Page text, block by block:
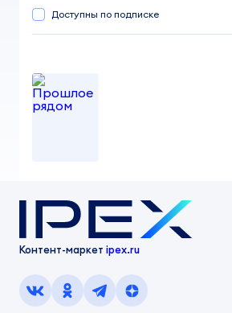
Доступны по подписке
Прошлое рядом
от 100,00 ₽
Контент-маркет ipex.ru